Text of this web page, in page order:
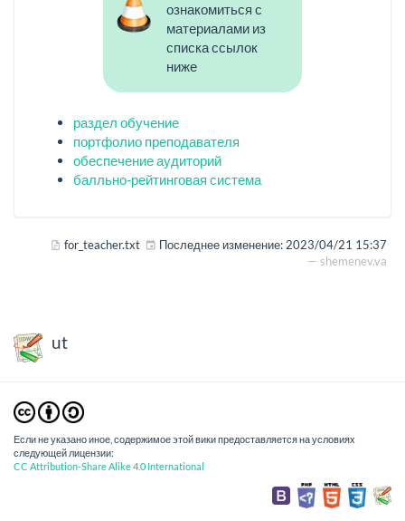
ознакомиться с
материалами из
списка ссылок
ниже
раздел обучение
портфолио преподавателя
обеспечение аудиторий
балльно-рейтинговая система
for_teacher.txt Последнее изменение:2023/04/21 15:37
— shemenev.va
ut
Если не указано иное, содержимое этой вики предоставляется на условиях
следующей лицензии:
CC Attribution-Share Alike 4.0 International